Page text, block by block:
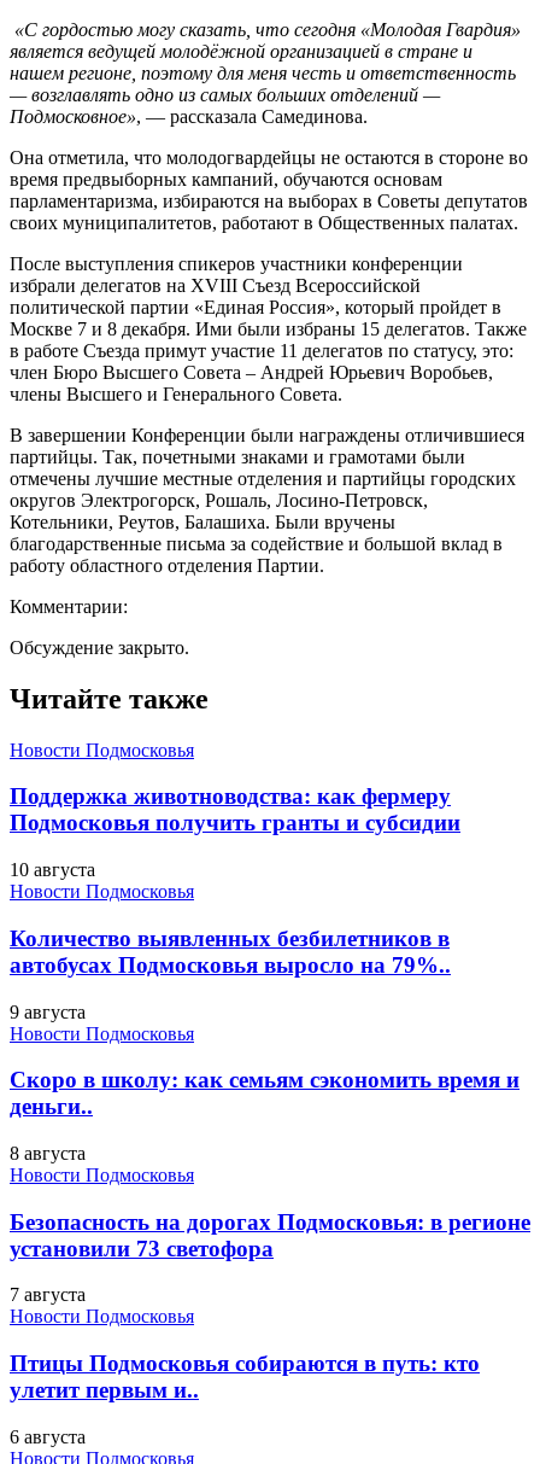
«С гордостью могу сказать, что сегодня «Молодая Гвардия»
является ведущей молодёжной организацией в стране и
нашем регионе, поэтому для меня честь и ответственность
— возглавлять одно из самых больших отделений —
Подмосковное», — рассказала Самединова.
Она отметила, что молодогвардейцы не остаются в стороне во
время предвыборных кампаний, обучаются основам
парламентаризма, избираются на выборах в Советы депутатов
своих муниципалитетов, работают в Общественных палатах.
После выступления спикеров участники конференции
избрали делегатов на XVIII Съезд Всероссийской
политической партии «Единая Россия», который пройдет в
Москве 7 и 8 декабря. Ими были избраны 15 делегатов. Также
в работе Съезда примут участие 11 делегатов по статусу, это:
член Бюро Высшего Совета – Андрей Юрьевич Воробьев,
члены Высшего и Генерального Совета.
В завершении Конференции были награждены отличившиеся
партийцы. Так, почетными знаками и грамотами были
отмечены лучшие местные отделения и партийцы городских
округов Электрогорск, Рошаль, Лосино-Петровск,
Котельники, Реутов, Балашиха. Были вручены
благодарственные письма за содействие и большой вклад в
работу областного отделения Партии.
Комментарии:
Обсуждение закрыто.
Читайте также
Новости Подмосковья
Поддержка животноводства: как фермеру
Подмосковья получить гранты и субсидии
10 августа
Новости Подмосковья
Количество выявленных безбилетников в
автобусах Подмосковья выросло на 79%..
9 августа
Новости Подмосковья
Скоро в школу: как семьям сэкономить время и
деньги..
8 августа
Новости Подмосковья
Безопасность на дорогах Подмосковья: в регионе
установили 73 светофора
7 августа
Новости Подмосковья
Птицы Подмосковья собираются в путь: кто
улетит первым и..
6 августа
Новости Подмосковья